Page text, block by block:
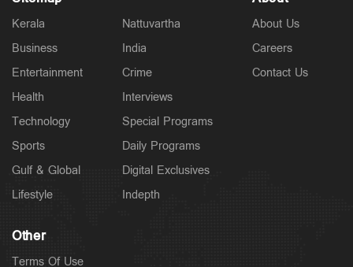
Kerala
Business
Entertainment
Health
Technology
Sports
Gulf & Global
Lifestyle
Nattuvartha
India
Crime
Interviews
Special Programs
Daily Programs
Digital Exclusives
Indepth
About Us
Careers
Contact Us
Other
Terms Of Use